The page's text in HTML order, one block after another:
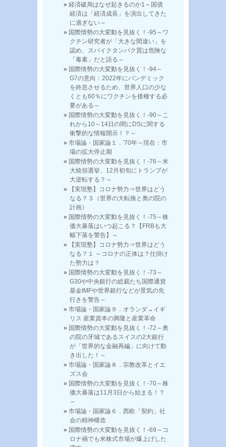
経済破局はなぜ起きるのか1～国債
経済は「経済成長」を演出してきた
に過ぎない～
国際情勢の大変動を見抜く！-95～ワ
クチン研究者が「大きな間違い」を
認め、スパイクタンパク質は危険な
「毒素」だと語る～
国際情勢の大変動を見抜く！-94～
G7の意向：2022年にパンデミック
を終息させるため、世界人口の少な
くとも60％にワクチンを接種する必
要がある～
国際情勢の大変動を見抜く！-90～こ
れから10～14日の間にDSに関する
衝撃的な情報開示！？～
市場論・国家論１．'70年～現在：市
場の拡大停止期
国際情勢の大変動を見抜く！-76～米
大統領選挙、12月初旬にトランプが
大逆転する？～
【実現塾】コロナ勢力⇒世界はどう
なる？３（世界の大転換と奥の院の
計画）
国際情勢の大変動を見抜く！-75～株
価大暴落はいつ起こる？【FRBも大
幅下落を警告】～
【実現塾】コロナ勢力⇒世界はどう
なる？１ ～コロナの正体は？仕掛け
た勢力は？
国際情勢の大変動を見抜く！-73～
G30や中央銀行の総裁たち国際通貨
基金IMFや世界銀行などが景気の先
行きを警告～
市場論・国家論９．オランダ→イギ
リス 産業資本の興隆と産業革命
国際情勢の大変動を見抜く！-72～奥
の院の牙城であるスイスの2大銀行
が「世界的な金融再編」に向けて動
き出した！～
市場論・国家論８．宗教改革とイエ
ズス会
国際情勢の大変動を見抜く！-70～株
価大暴落は11月3日から始まる！？
～
市場論・国家論６．西欧「契約」社
会の精神構造
国際情勢の大変動を見抜く！-69～コ
ロナ禍でも米株式市場が爆上げした